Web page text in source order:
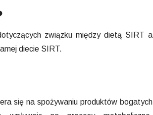
związku między dietą SIRT a
diecie SIRT.
się na spożywaniu produktów bogatych